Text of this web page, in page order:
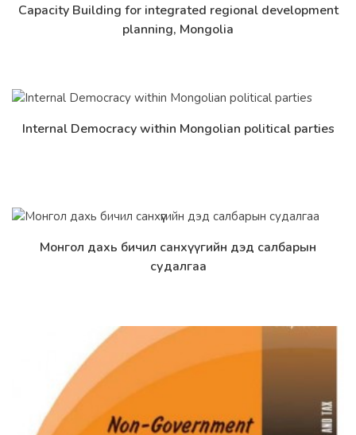
Дэлгэрэнгүй
Capacity Building for integrated regional development
planning, Mongolia
Дэлгэрэнгүй
Internal Democracy within Mongolian political parties
Дэлгэрэнгүй
Монгол дахь бичил санхүүгийн дэд салбарын
судалгаа